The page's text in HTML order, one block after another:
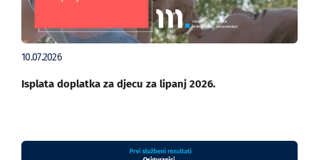
10.07.2026
Isplata doplatka za djecu za lipanj 2026.